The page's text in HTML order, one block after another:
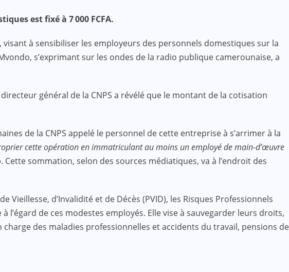
est fixé à 7 000 FCFA.
visant à sensibiliser les employeurs des personnels domestiques sur la
s’exprimant sur les ondes de la radio publique camerounaise, a
général de la CNPS a révélé que le montant de la cotisation
de la CNPS appelé le personnel de cette entreprise à s’arrimer à la
cette opération en immatriculant au moins un employé de main-d’œuvre
. Cette sommation, selon des sources médiatiques, va à l’endroit des
d’Invalidité et de Décès (PVID), les Risques Professionnels
de ces modestes employés. Elle vise à sauvegarder leurs droits,
des maladies professionnelles et accidents du travail, pensions de